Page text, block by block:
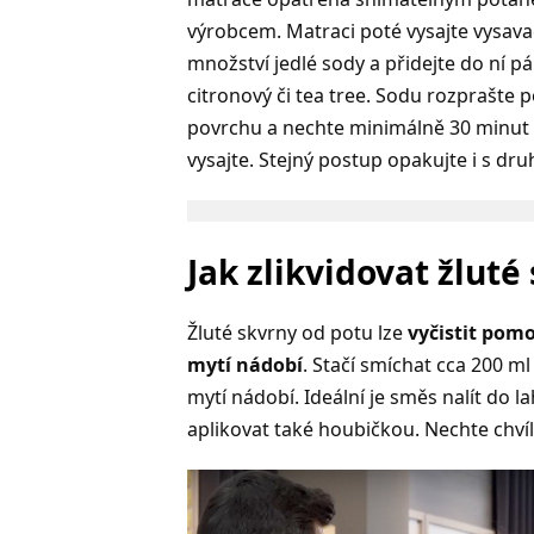
výrobcem. Matraci poté vysajte
množství jedlé sody a přidejte do ní
citronový či tea tree. Sodu rozprašte
povrchu a nechte minimálně 30
vysajte. Stejný postup opakujte i s
Jak zlikvidovat žluté
Žluté skvrny od potu lzevyčistit
mytí nádobí. Stačí smíchat cca 200
mytí nádobí. Ideální je směs nalít do
aplikovat také houbičkou. Nechte